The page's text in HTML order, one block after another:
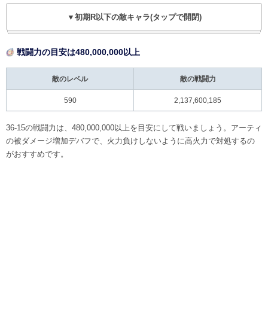
▼初期R以下の敵キャラ(タップで開閉)
戦闘力の目安は480,000,000以上
敵のレベル 敵の戦闘力
590 2,137,600,185
36-15の戦闘力は、480,000,000以上を目安にして戦いましょう。アーティ
の被ダメージ増加デバフで、火力負けしないように高火力で対処するの
がおすすめです。